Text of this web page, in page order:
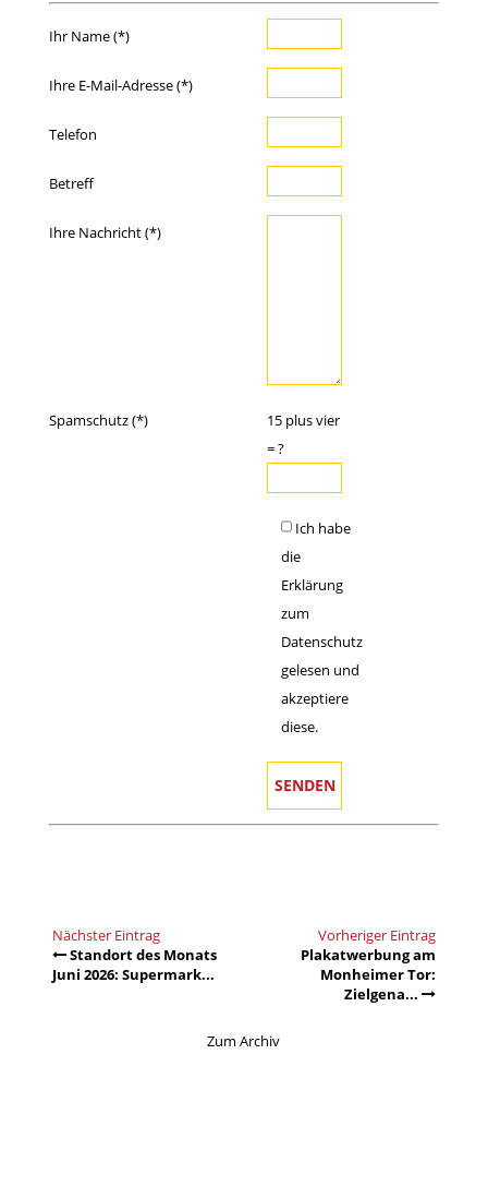
Ihr Name (*)
Ihre E-Mail-Adresse (*)
Telefon
Betreff
Ihre Nachricht (*)
Spamschutz (*)
15 plus vier
= ?
Ich habe
die
Erklärung
zum
Datenschutz
gelesen und
akzeptiere
diese.
Nächster Eintrag
Standort des Monats
Juni 2026: Supermark...
Vorheriger Eintrag
Plakatwerbung am
Monheimer Tor:
Zielgena...
Zum Archiv